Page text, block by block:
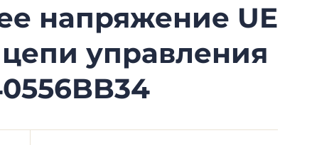
напряжение UE
управления